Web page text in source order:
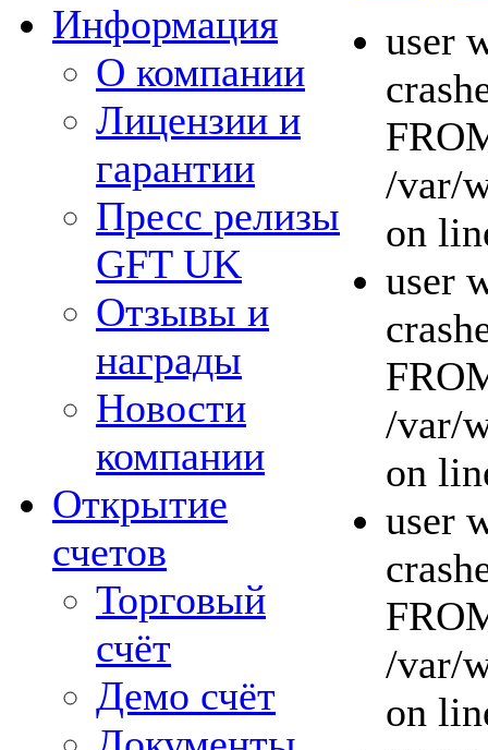
Информация
О компании
Лицензии и
гарантии
Пресс релизы
GFT UK
Отзывы и
награды
Новости
компании
Открытие
счетов
Торговый
счёт
Демо счёт
user
/var/
on
user
/var/
on
user
/var/
on